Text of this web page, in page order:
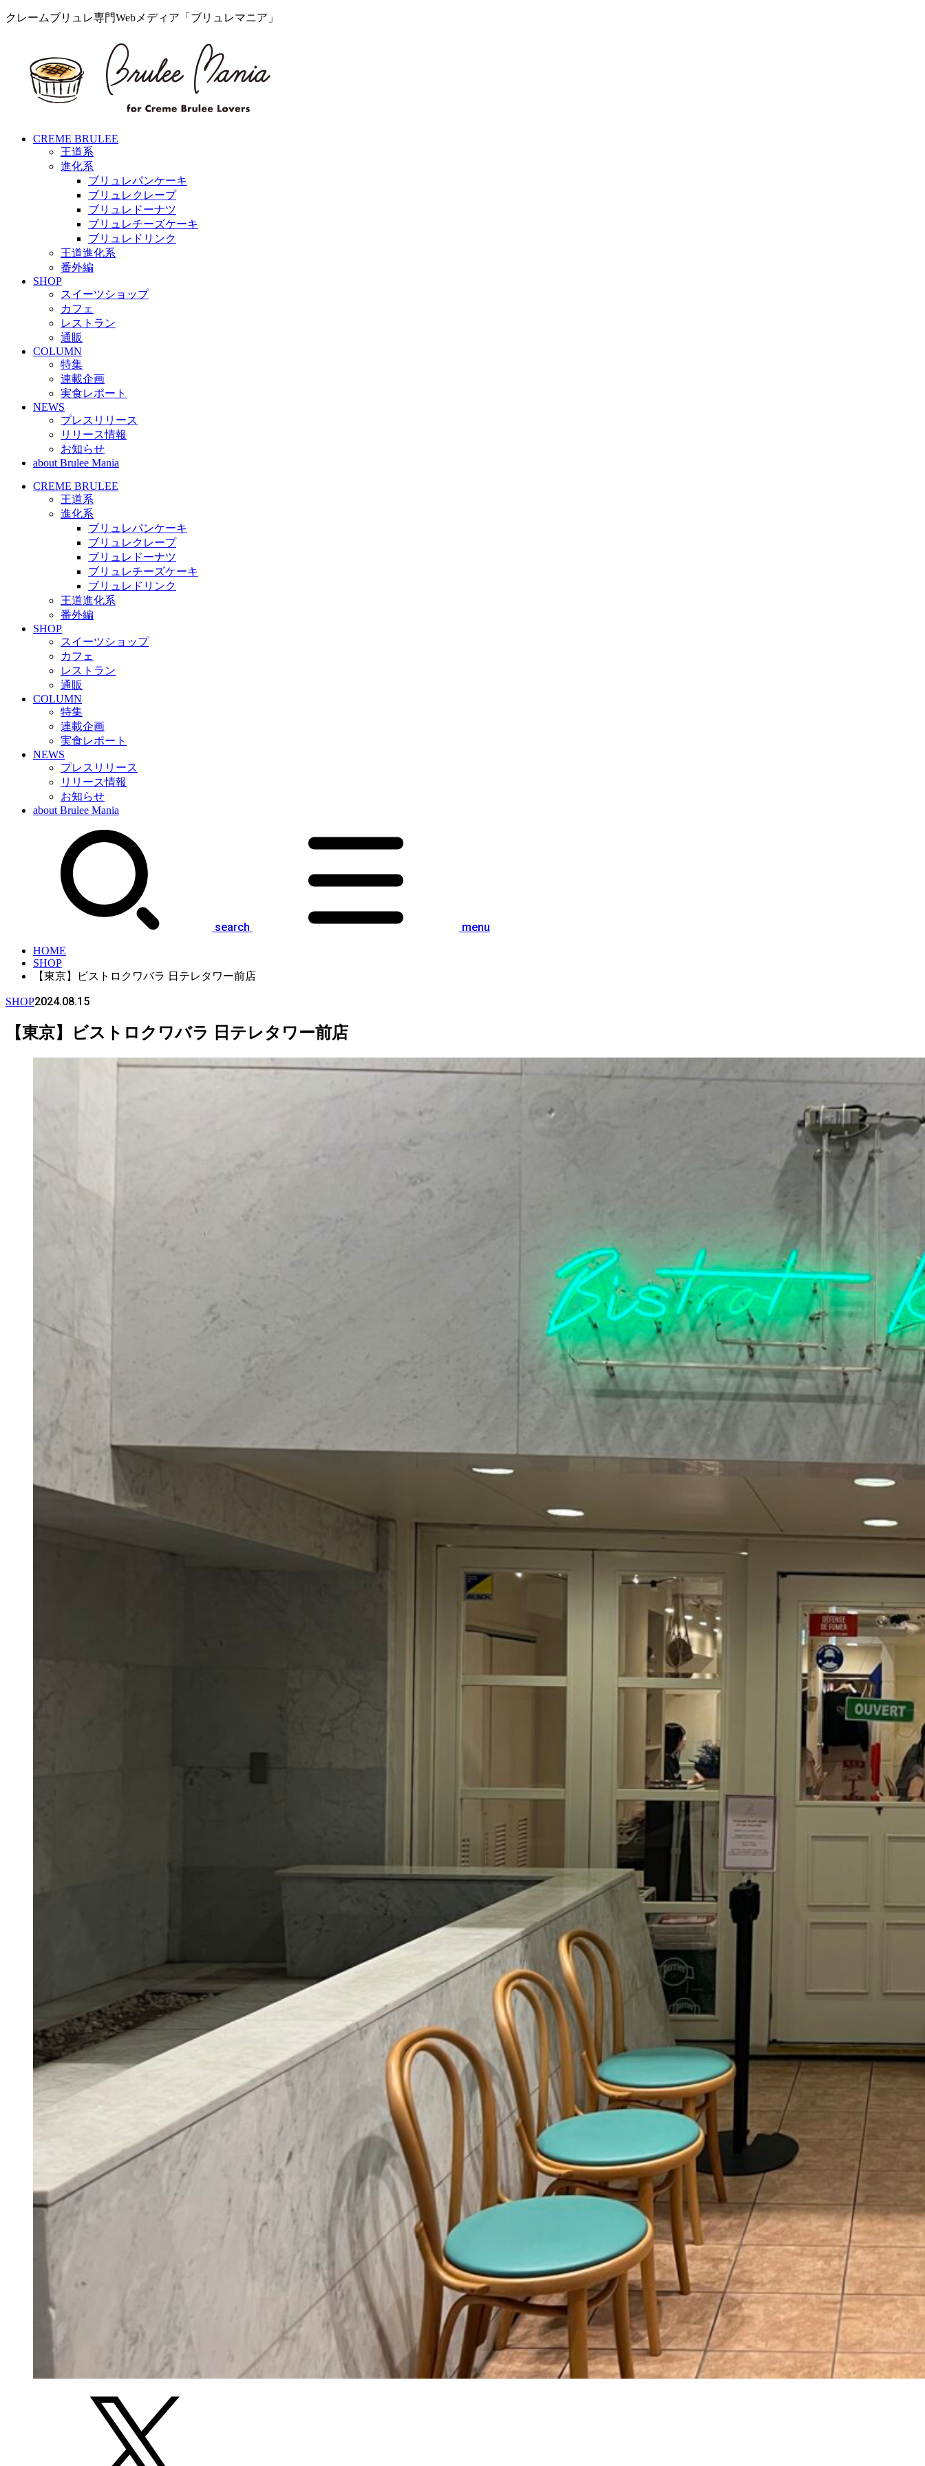
クレームブリュレ専門Webメディア「ブリュレマニア」
CREME BRULEE
王道系
進化系
ブリュレパンケーキ
ブリュレクレープ
ブリュレドーナツ
ブリュレチーズケーキ
ブリュレドリンク
王道進化系
番外編
SHOP
スイーツショップ
カフェ
レストラン
通販
COLUMN
特集
連載企画
実食レポート
NEWS
プレスリリース
リリース情報
お知らせ
about Brulee Mania
CREME BRULEE
王道系
進化系
ブリュレパンケーキ
ブリュレクレープ
ブリュレドーナツ
ブリュレチーズケーキ
ブリュレドリンク
王道進化系
番外編
SHOP
スイーツショップ
カフェ
レストラン
通販
COLUMN
特集
連載企画
実食レポート
NEWS
プレスリリース
リリース情報
お知らせ
about Brulee Mania
search menu
HOME
SHOP
【東京】ビストロクワバラ 日テレタワー前店
SHOP2024.08.15
【東京】ビストロクワバラ 日テレタワー前店